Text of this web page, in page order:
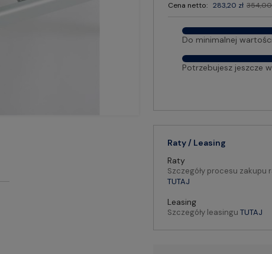
Cena netto: 283,20 zł 354,00
Do minimalnej
Potrzebujesz jeszcze
Raty / Leasing
Raty
Szczegóły procesu zakupu
TUTAJ
Leasing
Szczegóły leasinguTUTAJ